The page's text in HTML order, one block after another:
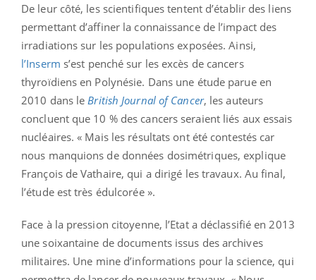
De leur côté, les scientifiques tentent d’établir des liens
permettant d’affiner la connaissance de l’impact des
irradiations sur les populations exposées. Ainsi,
l’Inserm s’est penché sur les excès de cancers
thyroïdiens en Polynésie. Dans une étude parue en
2010 dans le British Journal of Cancer, les auteurs
concluent que 10 % des cancers seraient liés aux essais
nucléaires. « Mais les résultats ont été contestés car
nous manquions de données dosimétriques, explique
François de Vathaire, qui a dirigé les travaux. Au final,
l’étude est très édulcorée ».
Face à la pression citoyenne, l’Etat a déclassifié en 2013
une soixantaine de documents issus des archives
militaires. Une mine d’informations pour la science, qui